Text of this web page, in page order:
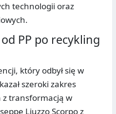
technologii oraz
PP po recykling
który odbył się w
szeroki zakres
z transformacją w
Liuzzo Scorpo z